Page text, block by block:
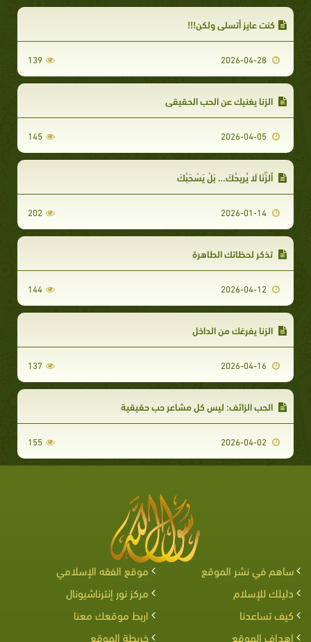
كنت عايز أتسلى ولكن!!!
139
الزنا يغنيك عن الحب الحقيقي
145
ٱلزِّنَا لَا يُرِيحُكَ… بَلْ يَسْحَبُكَ
202
تذكر لحظاتك الطاهرة
144
الزنا يفرغك من الداخل
137
الحب الزائف: ليس كل مشاعر حب حقيقية
155
ساهم في نشر الموقع
موقع الفقه الإسلامي
دليلك للإسلام
مركز نور إنترناشيونال
كيف تساعدنا
اربط موقعك معنا
اهداف الموقع
خريطة الموقع